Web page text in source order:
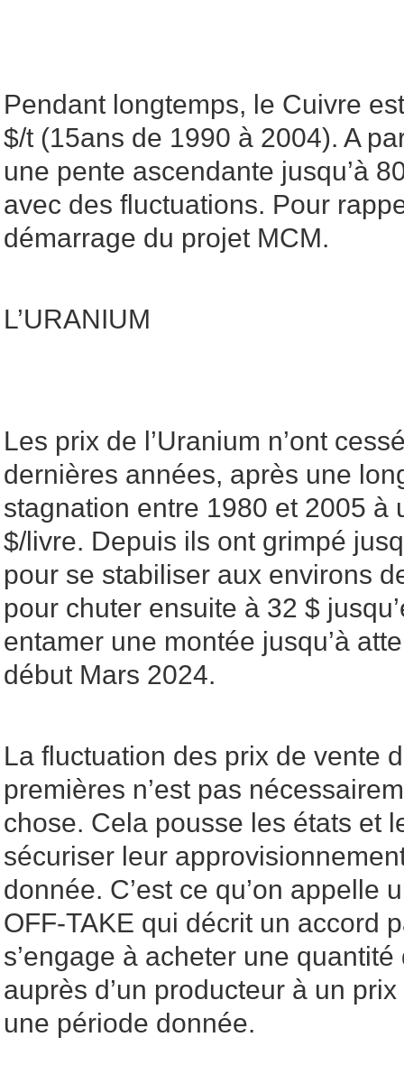
Pendant longtemps, le Cuivre
$/t (15ans de 1990 à 2004). A
une pente ascendante jusqu’à
avec des fluctuations. Pour
démarrage du projet MCM.
L’URANIUM
Les prix de l’Uranium n’ont
dernières années, après une
stagnation entre 1980 et 2005 à
$/livre. Depuis ils ont grimpé
pour se stabiliser aux environs
pour chuter ensuite à 32 $
entamer une montée jusqu’à
début Mars 2024.
La fluctuation des prix de vente
premières n’est pas
chose. Cela pousse les états et
sécuriser leur
donnée. C’est ce qu’on appelle
OFF-TAKE qui décrit un accord
s’engage à acheter une quantité
auprès d’un producteur à un
une période donnée.